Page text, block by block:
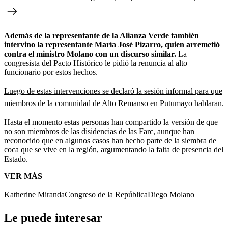
Además de la representante de la Alianza Verde también
intervino la representante María José Pizarro, quien arremetió
contra el ministro Molano con un discurso similar. La
congresista del Pacto Histórico le pidió la renuncia al alto
funcionario por estos hechos.
Luego de estas intervenciones se declaró la sesión informal para que
miembros de la comunidad de Alto Remanso en Putumayo hablaran.
Hasta el momento estas personas han compartido la versión de que
no son miembros de las disidencias de las Farc, aunque han
reconocido que en algunos casos han hecho parte de la siembra de
coca que se vive en la región, argumentando la falta de presencia del
Estado.
VER MÁS
Katherine MirandaCongreso de la RepúblicaDiego Molano
Le puede interesar